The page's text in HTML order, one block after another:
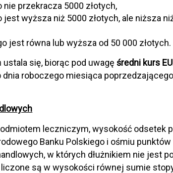
przekracza 5000 złotych,
wyższa niż 5000 złotych, ale niższa
jest równa lub wyższa od 50 000 złotych.
się, biorąc pod uwagęśredni kurs
roboczego miesiąca
leczniczym, wysokość odsetek
Banku Polskiego i ośmiu punktów
w których dłużnikiem nie jest
są w wysokości równej sumie